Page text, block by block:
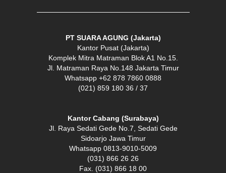
PT SUARA AGUNG (Jakarta)
Kantor Pusat (Jakarta)
Komplek Mitra Matraman Blok A1 No.15.
Jl. Matraman Raya No.148 Jakarta Timur
Whatsapp +62 878 7860 0888
(021) 859 180 36 / 37
Kantor Cabang (Surabaya)
Jl. Raya Sedati Gede No.7, Sedati Gede
Sidoarjo Jawa Timur
Whatsapp 0813-9010-5009
(031) 866 26 26
Fax. (031) 866 18 00